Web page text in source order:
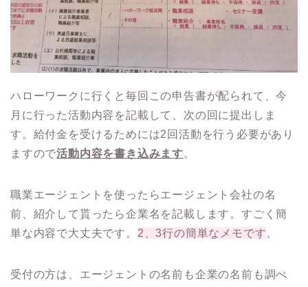
ハローワークに行くと毎回この申告書が配られて、今
月に行った活動内容を記載して、次の回に提出しま
す。給付金を受けるためには2回活動を行う必要があり
ますので活動内容を書き込みます。
職業エージェントを使ったらエージェント会社の名
前、紹介して貰ったら企業名を記載します。すごく簡
単な内容で大丈夫です。 2、3行の簡単なメモです。
受付の方は、エージェントの名前も企業の名前も調べ